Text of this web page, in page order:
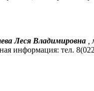
Леся Владимировна
информация: тел.